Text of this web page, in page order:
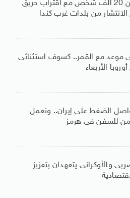
إجلاء أكثر من 20 ألف شخص مع اقتراب حريق
من بلدات غرب كندا
موعد مع القمر.. كسوف استثنائى
الأربعاء
الضغط على إيران.. ونعمل
للسفن فى هرمز
والأوكرانى يتعهدان بتعزيز